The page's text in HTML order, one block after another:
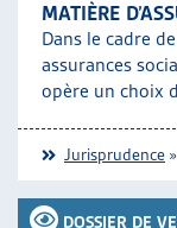
MATIÈRE
Dans le cadre
assurances
opère un choix
Jurisprudence »
DOSSIER DE